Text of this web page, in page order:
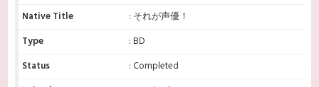
Native Title
: それが声優！
Type
: BD
Status
: Completed